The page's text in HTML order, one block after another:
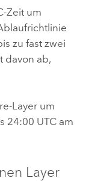
Zeit um
zu fast zwei
davon ab,
Layer um
24:00 UTC am
Layer